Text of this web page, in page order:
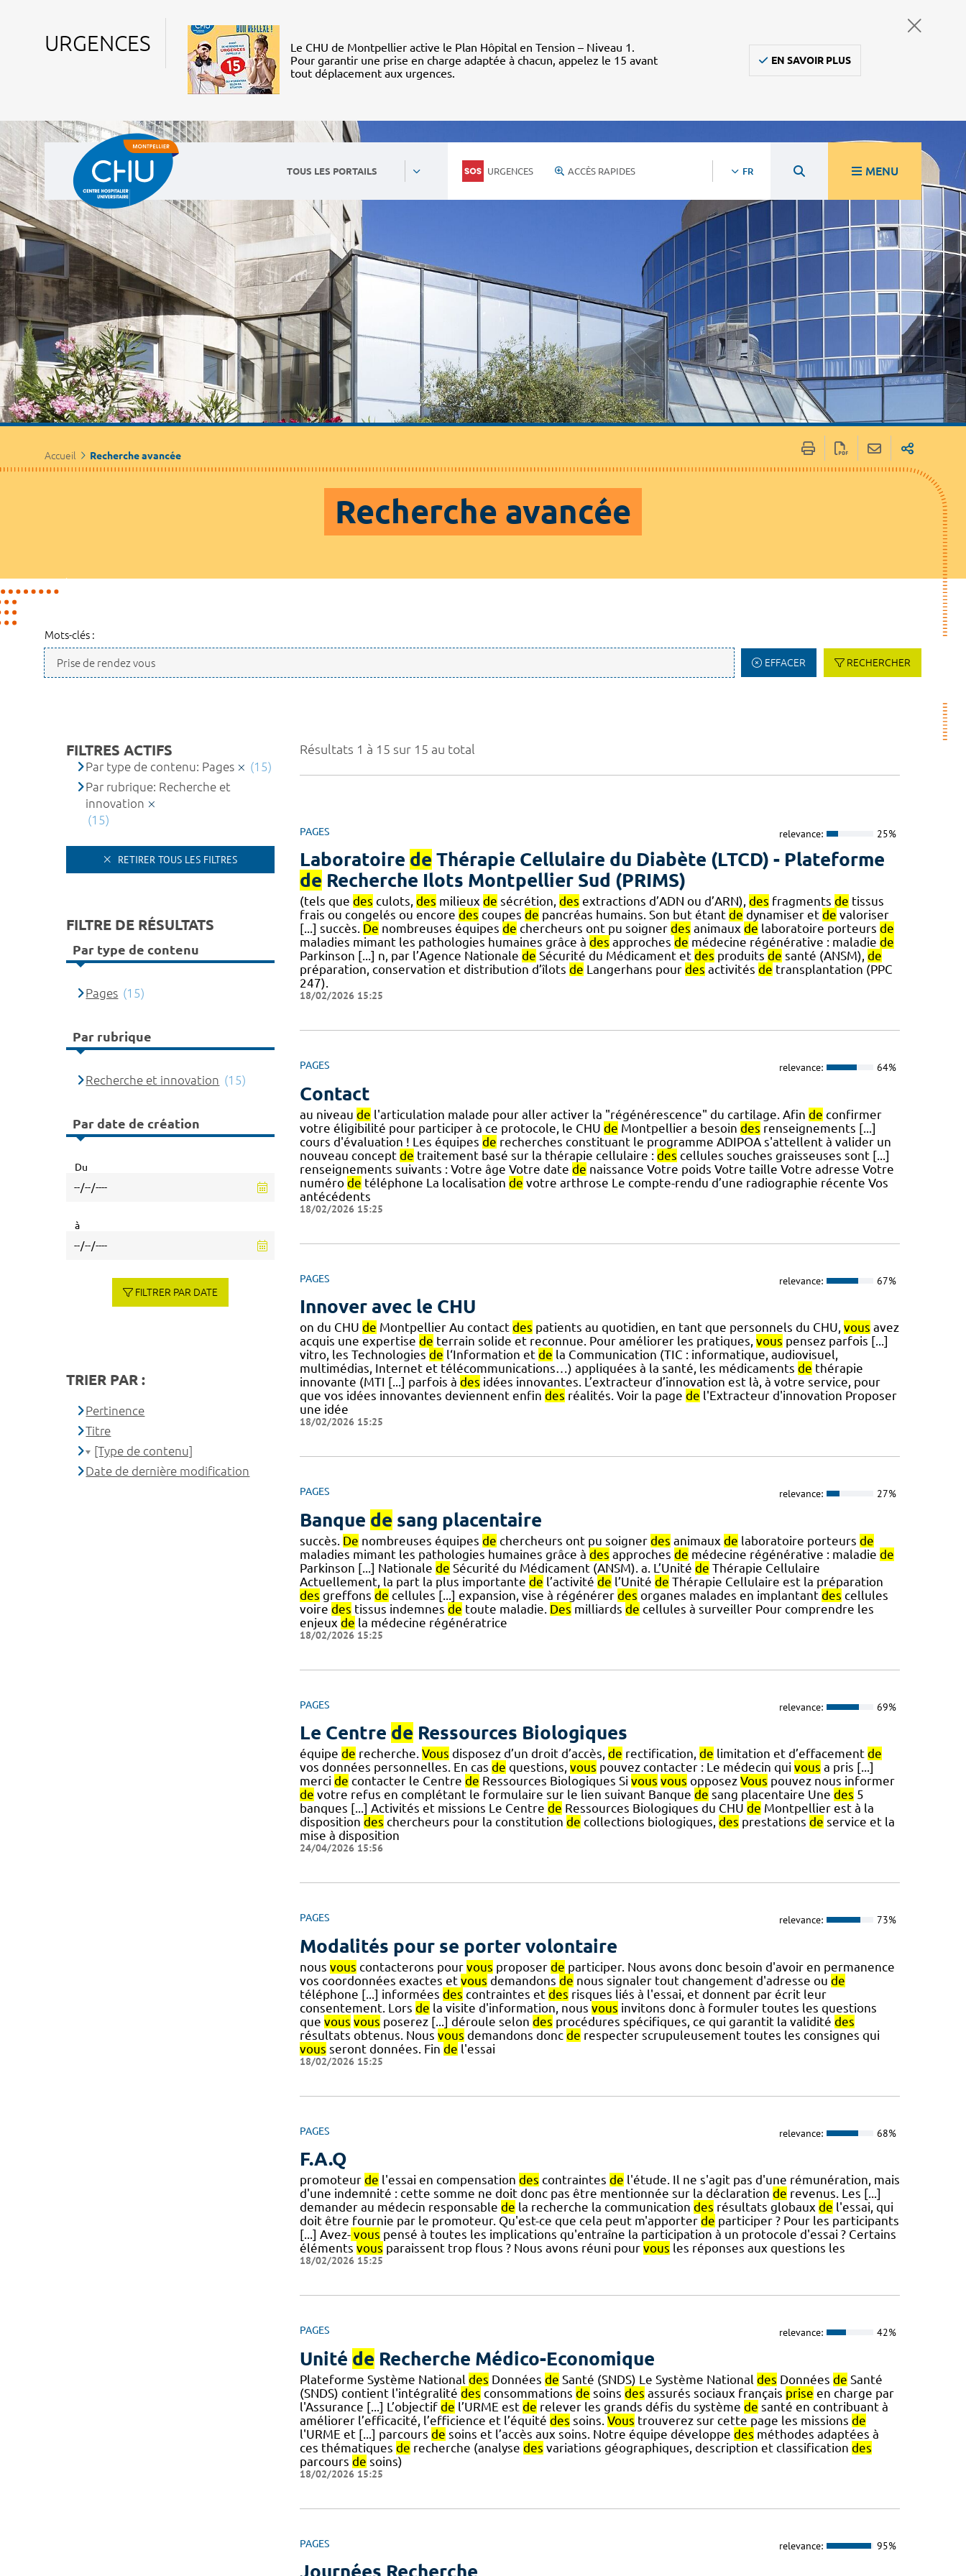
URGENCES
Le CHU de Montpellier active le Plan Hôpital en Tension – Niveau 1.
Pour garantir une prise en charge adaptée à chacun, appelez le 15 avant
tout déplacement aux urgences.
EN SAVOIR PLUS
TOUS LES PORTAILS URGENCES ACCÈS RAPIDES FR MENU
Accueil Recherche avancée
Recherche avancée
Mots-clés :
EFFACER RECHERCHER
Résultats 1 à 15 sur 15 au total
PAGES relevance: 25%
Laboratoire de Thérapie Cellulaire du Diabète (LTCD) - Plateforme
de Recherche Ilots Montpellier Sud (PRIMS)
(tels que des culots, des milieux de sécrétion, des extractions d’ADN ou d’ARN), des fragments de tissus
frais ou congelés ou encore des coupes de pancréas humains. Son but étant de dynamiser et de valoriser
[...] succès. De nombreuses équipes de chercheurs ont pu soigner des animaux de laboratoire porteurs de
maladies mimant les pathologies humaines grâce à des approches de médecine régénérative : maladie de
Parkinson [...] n, par l’Agence Nationale de Sécurité du Médicament et des produits de santé (ANSM), de
préparation, conservation et distribution d’îlots de Langerhans pour des activités de transplantation (PPC
247).
18/02/2026 15:25
PAGES relevance: 64%
Contact
au niveau de l'articulation malade pour aller activer la "régénérescence" du cartilage. Afin de confirmer
votre éligibilité pour participer à ce protocole, le CHU de Montpellier a besoin des renseignements [...]
cours d'évaluation ! Les équipes de recherches constituant le programme ADIPOA s'attellent à valider un
nouveau concept de traitement basé sur la thérapie cellulaire : des cellules souches graisseuses sont [...]
renseignements suivants : Votre âge Votre date de naissance Votre poids Votre taille Votre adresse Votre
numéro de téléphone La localisation de votre arthrose Le compte-rendu d’une radiographie récente Vos
antécédents
18/02/2026 15:25
PAGES relevance: 67%
Innover avec le CHU
on du CHU de Montpellier Au contact des patients au quotidien, en tant que personnels du CHU, vous avez
acquis une expertise de terrain solide et reconnue. Pour améliorer les pratiques, vous pensez parfois [...]
vitro, les Technologies de l‘Information et de la Communication (TIC : informatique, audiovisuel,
multimédias, Internet et télécommunications…) appliquées à la santé, les médicaments de thérapie
innovante (MTI [...] parfois à des idées innovantes. L’extracteur d’innovation est là, à votre service, pour
que vos idées innovantes deviennent enfin des réalités. Voir la page de l'Extracteur d'innovation Proposer
une idée
18/02/2026 15:25
PAGES relevance: 27%
Banque de sang placentaire
succès. De nombreuses équipes de chercheurs ont pu soigner des animaux de laboratoire porteurs de
maladies mimant les pathologies humaines grâce à des approches de médecine régénérative : maladie de
Parkinson [...] Nationale de Sécurité du Médicament (ANSM). a. L’Unité de Thérapie Cellulaire
Actuellement, la part la plus importante de l’activité de l’Unité de Thérapie Cellulaire est la préparation
des greffons de cellules [...] expansion, vise à régénérer des organes malades en implantant des cellules
voire des tissus indemnes de toute maladie. Des milliards de cellules à surveiller Pour comprendre les
enjeux de la médecine régénératrice
18/02/2026 15:25
PAGES relevance: 69%
Le Centre de Ressources Biologiques
équipe de recherche. Vous disposez d’un droit d’accès, de rectification, de limitation et d’effacement de
vos données personnelles. En cas de questions, vous pouvez contacter : Le médecin qui vous a pris [...]
merci de contacter le Centre de Ressources Biologiques Si vous vous opposez Vous pouvez nous informer
de votre refus en complétant le formulaire sur le lien suivant Banque de sang placentaire Une des 5
banques [...] Activités et missions Le Centre de Ressources Biologiques du CHU de Montpellier est à la
disposition des chercheurs pour la constitution de collections biologiques, des prestations de service et la
mise à disposition
24/04/2026 15:56
PAGES relevance: 73%
Modalités pour se porter volontaire
nous vous contacterons pour vous proposer de participer. Nous avons donc besoin d'avoir en permanence
vos coordonnées exactes et vous demandons de nous signaler tout changement d'adresse ou de
téléphone [...] informées des contraintes et des risques liés à l'essai, et donnent par écrit leur
consentement. Lors de la visite d'information, nous vous invitons donc à formuler toutes les questions
que vous vous poserez [...] déroule selon des procédures spécifiques, ce qui garantit la validité des
résultats obtenus. Nous vous demandons donc de respecter scrupuleusement toutes les consignes qui
vous seront données. Fin de l'essai
18/02/2026 15:25
PAGES relevance: 68%
F.A.Q
promoteur de l'essai en compensation des contraintes de l'étude. Il ne s'agit pas d'une rémunération, mais
d'une indemnité : cette somme ne doit donc pas être mentionnée sur la déclaration de revenus. Les [...]
demander au médecin responsable de la recherche la communication des résultats globaux de l'essai, qui
doit être fournie par le promoteur. Qu'est-ce que cela peut m'apporter de participer ? Pour les participants
[...] Avez- vous pensé à toutes les implications qu'entraîne la participation à un protocole d'essai ? Certains
éléments vous paraissent trop flous ? Nous avons réuni pour vous les réponses aux questions les
18/02/2026 15:25
PAGES relevance: 42%
Unité de Recherche Médico-Economique
Plateforme Système National des Données de Santé (SNDS) Le Système National des Données de Santé
(SNDS) contient l'intégralité des consommations de soins des assurés sociaux français prise en charge par
l'Assurance [...] L’objectif de l’URME est de relever les grands défis du système de santé en contribuant à
améliorer l’efficacité, l’efficience et l’équité des soins. Vous trouverez sur cette page les missions de
l'URME et [...] parcours de soins et l’accès aux soins. Notre équipe développe des méthodes adaptées à
ces thématiques de recherche (analyse des variations géographiques, description et classification des
parcours de soins)
18/02/2026 15:25
PAGES relevance: 95%
Journées Recherche
FILTRES ACTIFS
Par type de contenu: Pages
(15)
Par rubrique: Recherche et
innovation
(15)
RETIRER TOUS LES FILTRES
FILTRE DE RÉSULTATS
Par type de contenu
Pages (15)
Par rubrique
Recherche et innovation (15)
Par date de création
Du
à
FILTRER PAR DATE
TRIER PAR :
Pertinence
Titre
[Type de contenu]
Date de dernière modification